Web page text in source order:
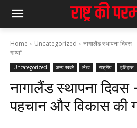
Home Uncategorized
नागालैंड स्थापना
गाथा”
Uncategorized अन्य खबरे लेख राष्ट्रीय इतिहास
नागालैंड स्थापना दिवस
पहचान और विकास की